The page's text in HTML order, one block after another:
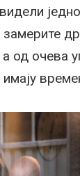
од очева